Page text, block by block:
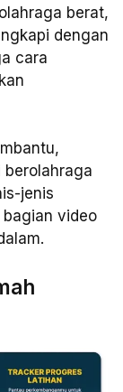
berat,
dengan
cara
jenis
video